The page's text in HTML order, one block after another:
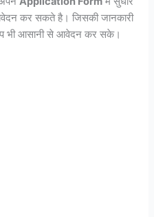
कर सकते है। जिसकी जानकारी
भी आसानी से आवेदन कर सके।